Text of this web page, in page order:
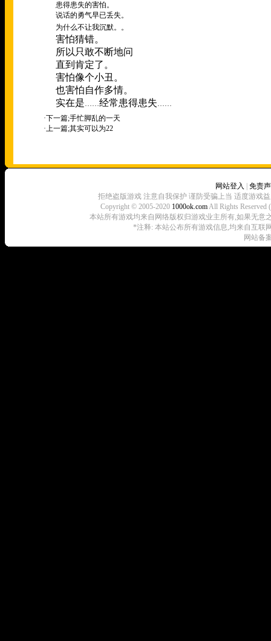
患得患失的害怕。
说话的勇气早已丢失。
为什么不让我沉默。。
害怕猜错。
所以只敢不断地问
直到肯定了。
害怕像个小丑。
也害怕自作多情。
实在是……经常患得患失……
·下一篇;手忙脚乱的一天
·上一篇;其实可以为22
网站登入
免责
拒绝盗版游戏 注意自我保护 谨防受骗上当 适度游戏
Copyright © 2005-2020 1000ok.comAll Rights
本站所有游戏均来自网络版权归游戏业主所有,如果无意
*注释: 本站公布所有游戏信息,均来自互联
网站备